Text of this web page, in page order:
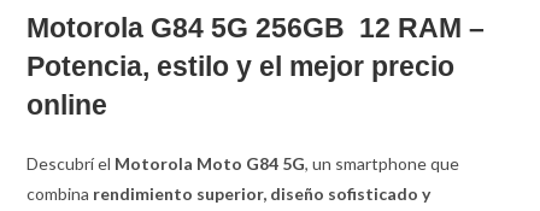
Motorola G84 5G 256GB 12 RAM –
Potencia, estilo y el mejor precio
online
Descubrí el Motorola Moto G84 5G, un smartphone que
combina rendimiento superior, diseño sofisticado y